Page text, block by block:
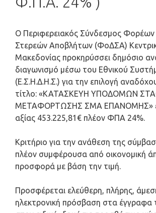
O Περιφερειακός Σύνδεσμος Φορέων
Στερεών Αποβλήτων (ΦοΔΣΑ)
Μακεδονίας προκηρύσσει δημόσιο
διαγωνισμό μέσω του Εθνικού
(Ε.Σ.Η.Δ.Η.Σ.) για την επιλογή
τίτλο: «ΚΑΤΑΣΚΕΥΗ ΥΠΟΔΟΜΩΝ
ΜΕΤΑΦΟΡΤΩΣΗΣ ΣΜΑ ΕΠΑΝΟΜΗΣ»
αξίας 453.225,81€ πλέον ΦΠΑ 24%.
Κριτήριο για την ανάθεση της
πλέον συμφέρουσα από οικονομική
προσφορά με βάση την τιμή.
Προσφέρεται ελεύθερη, πλήρης,
ηλεκτρονική πρόσβαση στα έγγραφα